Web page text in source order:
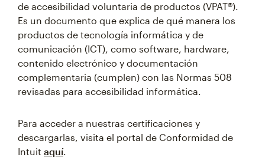
de accesibilidad voluntaria de productos (VPAT®).
Es un documento que explica de qué manera los
productos de tecnología informática y de
comunicación (ICT), como software, hardware,
contenido electrónico y documentación
complementaria (cumplen) con las Normas 508
revisadas para accesibilidad informática.
Para acceder a nuestras certificaciones y
descargarlas, visita el portal de Conformidad de
Intuit aquí.